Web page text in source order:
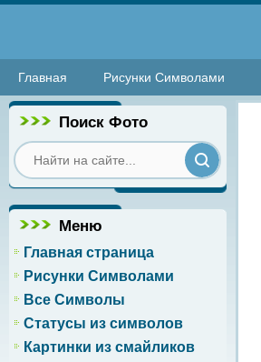
Главная Рисунки Символами
Поиск Фото
Меню
Главная страница
Рисунки Символами
Все Символы
Статусы из символов
Картинки из смайликов